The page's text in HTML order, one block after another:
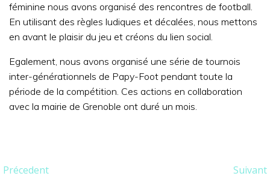
féminine nous avons organisé des rencontres de football.
En utilisant des règles ludiques et décalées, nous mettons
en avant le plaisir du jeu et créons du lien social.
Egalement, nous avons organisé une série de tournois
inter-générationnels de Papy-Foot pendant toute la
période de la compétition. Ces actions en collaboration
avec la mairie de Grenoble ont duré un mois.
Précedent Suivant